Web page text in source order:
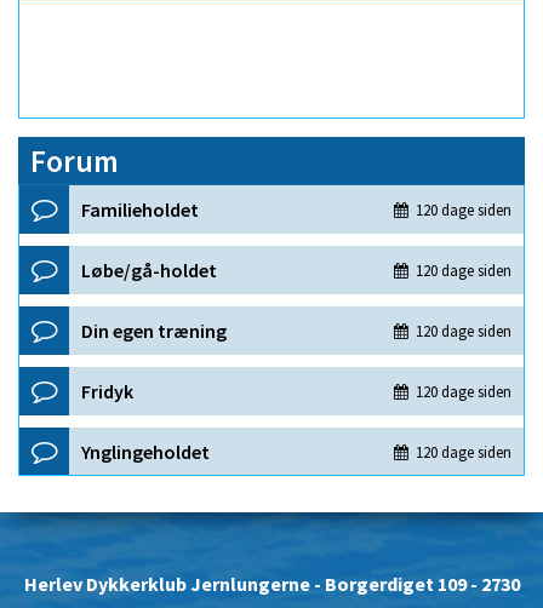
Forum
Herlev Dykkerklub Jernlungerne- Borgerdiget 109 - 2730